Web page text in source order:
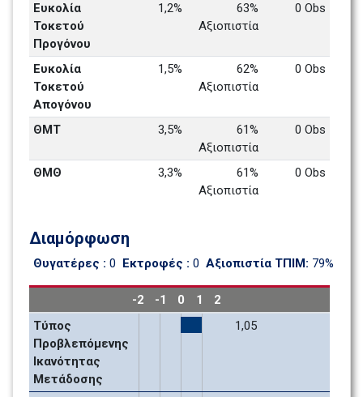
Ευκολία
Τοκετού
Προγόνου
1,2%
63%
Αξιοπιστία
0 Obs
Ευκολία
Τοκετού
Απογόνου
1,5%
62%
Αξιοπιστία
0 Obs
ΘΜΤ 3,5%
61%
Αξιοπιστία
0 Obs
ΘΜΘ 3,3%
61%
Αξιοπιστία
0 Obs
Διαμόρφωση
Θυγατέρες : 0 Εκτροφές : 0 Αξιοπιστία ΤΠΙΜ: 79%
-2 -1 0 1
2
Τύπος
Προβλεπόμενης
Ικανότητας
Μετάδοσης
1,05